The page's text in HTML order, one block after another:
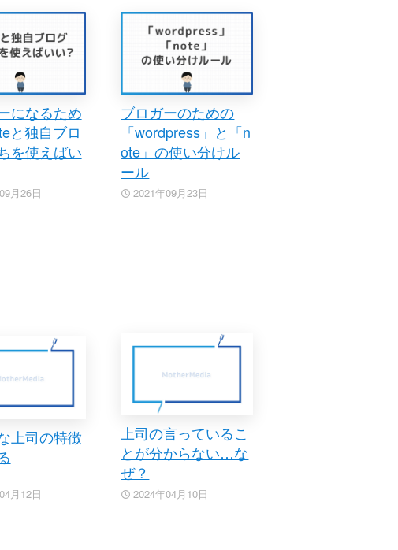
になるため
と独自ブロ
を使えばい
月26日
ブロガーのための
「wordpress」と「n
ote」の使い分けル
ール
2021年09月23日
上司の特徴
月12日
上司の言っているこ
とが分からない…な
ぜ？
2024年04月10日